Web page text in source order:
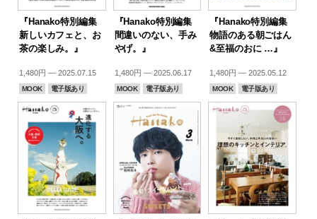
『Hanako特別編集
新しいカフェと、お
茶の楽しみ。』
1,480円 — 2025.07.15
MOOK 電子版あり
『Hanako特別編集
間違いのない、手み
やげ。』
1,480円 — 2025.06.17
MOOK 電子版あり
『Hanako特別編集
物語のある朝ごはん
&至福のおに …』
1,480円 — 2025.05.12
MOOK 電子版あり